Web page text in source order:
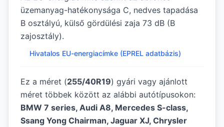
üzemanyag-hatékonysága C, nedves tapadása
B osztályú, külső gördülési zaja 73 dB (B
zajosztály).
Hivatalos EU-energiacímke (EPREL adatbázis)
Ez a méret (255/40R19) gyári vagy ajánlott
méret többek között az alábbi autótípusokon:
BMW 7 series, Audi A8, Mercedes S-class,
Ssang Yong Chairman, Jaguar XJ, Chrysler